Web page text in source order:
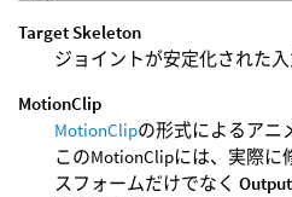
Target Skeleton
ジョイントが安定化された入
MotionClip
MotionClipの形式によるアニ
このMotionClipには、実際
スフォームだけでなく